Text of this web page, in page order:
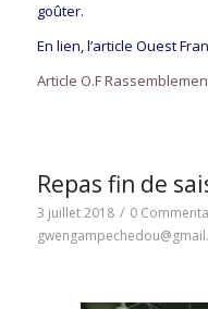
goûter.
En lien, l’article Ouest
Article O.F
Repas fin de
3 juillet 2018 / 0